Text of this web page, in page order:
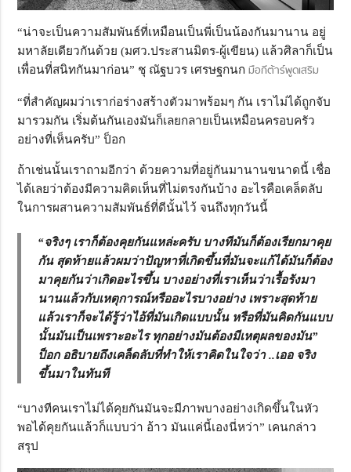
“น่าจะเป็นความสัมพันธ์ที่เหมือนเป็นพี่เป็นน้องกันมานาน อยู่
มหาลัยเดียวกันด้วย (มศว.ประสานมิตร-ผู้เขียน) แล้วศิลาก็เป็น
เพื่อนที่สนิทกันมาก่อน” ชุ ณัฐบวร เศรษฐกนกมือกีต้าร์พูดเสริม
“ที่สำคัญผมว่าเราก่อร่างสร้างตัวมาพร้อมๆ กัน เราไม่ได้ถูกจับ
มารวมกัน เริ่มต้นกันเองมันก็เลยกลายเป็นเหมือนครอบครัว
อย่างที่เห็นครับ” ป็อก
ถ้าเช่นนั้นเราถามอีกว่า ด้วยความที่อยู่กันมานานขนาดนี้ เชื่อ
ได้เลยว่าต้องมีความคิดเห็นที่ไม่ตรงกันบ้าง อะไรคือเคล็ดลับ
ในการผสานความสัมพันธ์ที่ดีนั้นไว้ จนถึงทุกวันนี้
“จริงๆ เราก็ต้องคุยกันแหล่ะครับ บางทีมันก็ต้องเรียกมาคุย
กัน สุดท้ายแล้วผมว่าปัญหาที่เกิดขึ้นที่มันจะแก้ได้มันก็ต้อง
มาคุยกันว่าเกิดอะไรขึ้น บางอย่างที่เราเห็นว่าเรื้อรังมา
นานแล้วกับเหตุการณ์หรืออะไรบางอย่าง เพราะสุดท้าย
แล้วเราก็จะได้รู้ว่าไอ้ที่มันเกิดแบบนั้น หรือที่มันคิดกันแบบ
นั้นมันเป็นเพราะอะไร ทุกอย่างมันต้องมีเหตุผลของมัน”
ป็อก อธิบายถึงเคล็ดลับที่ทำให้เราคิดในใจว่า ..เออ จริง
ขึ้นมาในทันที
“บางทีคนเราไม่ได้คุยกันมันจะมีภาพบางอย่างเกิดขึ้นในหัว
พอได้คุยกันแล้วก็แบบว่า อ้าว มันแค่นี้เองนี่หว่า” เคนกล่าว
สรุป